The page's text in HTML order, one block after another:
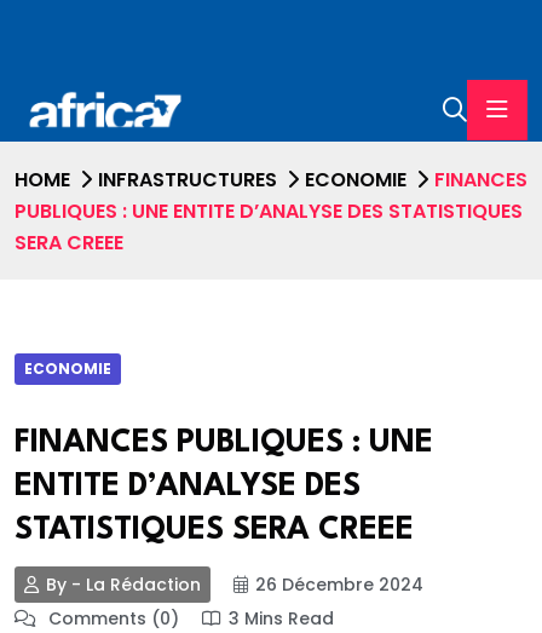
HOME INFRASTRUCTURES ECONOMIE
FINANCES
PUBLIQUES : UNE ENTITE D’ANALYSE DES STATISTIQUES
SERA CREEE
ECONOMIE
FINANCES PUBLIQUES : UNE
ENTITE D’ANALYSE DES
STATISTIQUES SERA CREEE
By - La Rédaction
26 Décembre 2024
Comments (0)
3 Mins Read